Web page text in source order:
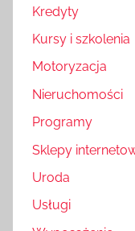
Kredyty
Kursy i szkolenia
Motoryzacja
Nieruchomości
Programy
Sklepy
Uroda
Usługi